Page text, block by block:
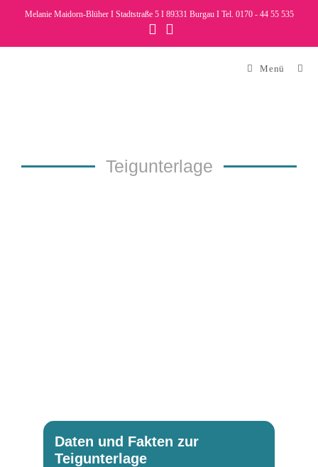
Melanie Maidorn-Blüher I Stadtstraße 5 I 89331 Burgau I Tel. 0170 - 44 55 535
Menü
Teigunterlage
Daten und Fakten zur
Teigunterlage